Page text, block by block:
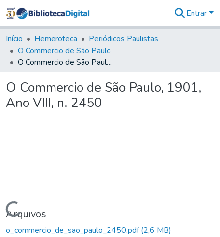
&
Coleções
Tudo na
Biblioteca
Estatísticas
Entrar
Início Hemeroteca
Periódicos Paulistas
O Commercio de São Paulo
O Commercio de São Paulo, 1901, Ano VIII, n. 2450
O Commercio de São Paulo, 1901,
Ano VIII, n. 2450
Carregando...
Arquivos
o_commercio_de_sao_paulo_2450.pdf(2,6 MB)